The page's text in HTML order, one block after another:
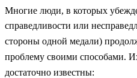
Многие люди, в которых
справедливости или
стороны одной медали)
проблему своими способами.
достаточно известны: